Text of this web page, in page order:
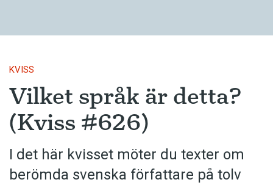
KVISS
Vilket språk är detta?
(Kviss #626)
I det här kvisset möter du texter om
berömda svenska författare på tolv